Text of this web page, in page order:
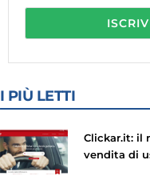
I PIÙ LETTI
Clickar.it: il
vendita di